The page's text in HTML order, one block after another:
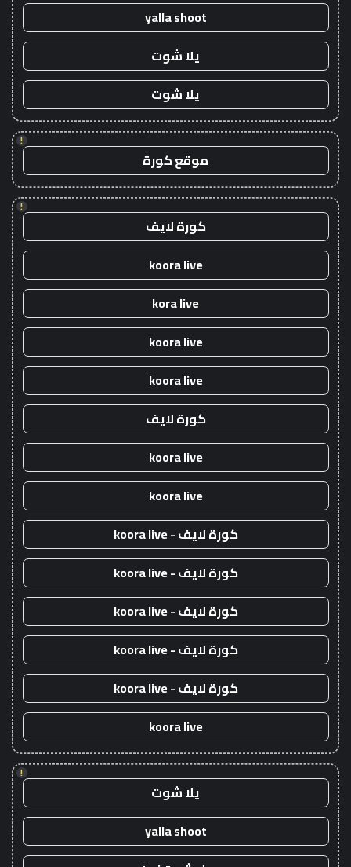
yalla shoot
يلا شوت
يلا شوت
!
موقع كورة
!
كورة لايف
koora live
kora live
koora live
koora live
كورة لايف
koora live
koora live
كورة لايف - koora live
كورة لايف - koora live
كورة لايف - koora live
كورة لايف - koora live
كورة لايف - koora live
koora live
!
يلا شوت
yalla shoot